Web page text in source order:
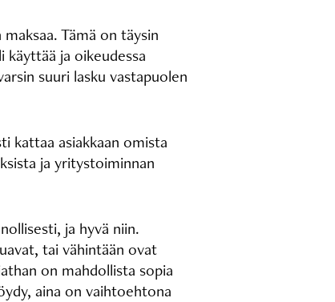
Tämä on täysin
ja oikeudessa
suuri lasku vastapuolen
kattaa asiakkaan omista
ja yritystoiminnan
ja hyvä niin.
tai vähintään ovat
on mahdollista sopia
aina on vaihtoehtona